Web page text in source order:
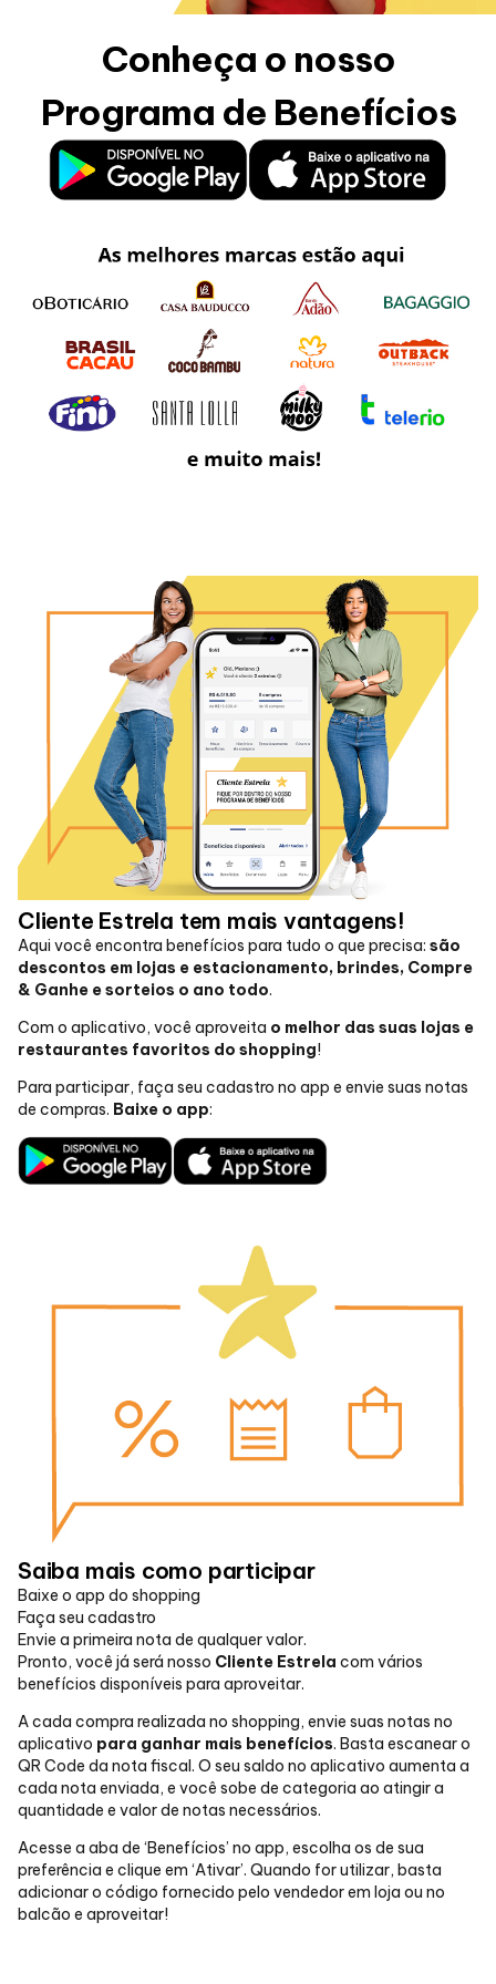
Entretenimento
Cinema
Eventos
Lojas e Restaurantes
Programa de benefícios
Conheça o nosso
Programa de Benefícios
Cliente Estrela tem mais vantagens!
Aqui você encontra benefícios para tudo o que precisa: são
descontos em lojas e estacionamento, brindes, Compre
& Ganhe e sorteios o ano todo.
Com o aplicativo, você aproveita o melhor das suas lojas e
restaurantes favoritos do shopping!
Para participar, faça seu cadastro no app e envie suas notas
de compras. Baixe o app:
Saiba mais como participar
Baixe o app do shopping
Faça seu cadastro
Envie a primeira nota de qualquer valor.
Pronto, você já será nosso Cliente Estrela com vários
benefícios disponíveis para aproveitar.
A cada compra realizada no shopping, envie suas notas no
aplicativo para ganhar mais benefícios. Basta escanear o
QR Code da nota fiscal. O seu saldo no aplicativo aumenta a
cada nota enviada, e você sobe de categoria ao atingir a
quantidade e valor de notas necessários.
Acesse a aba de ‘Benefícios’ no app, escolha os de sua
preferência e clique em ‘Ativar’. Quando for utilizar, basta
adicionar o código fornecido pelo vendedor em loja ou no
balcão e aproveitar!